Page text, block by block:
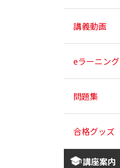
講義動画
eラーニング
問題集
合格グッズ
講座案内